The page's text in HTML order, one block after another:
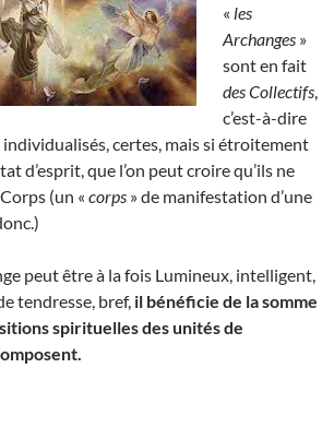
« les
Archanges »
sont en fait
des Collectifs
c’est-à-dire
individualisés, certes, mais si étroitement
d’esprit, que l’on peut croire qu’ils ne
(un « corps » de manifestation d’une
peut être à la fois Lumineux, intelligent,
tendresse, bref, il bénéficie de la somme
spirituelles des unités de